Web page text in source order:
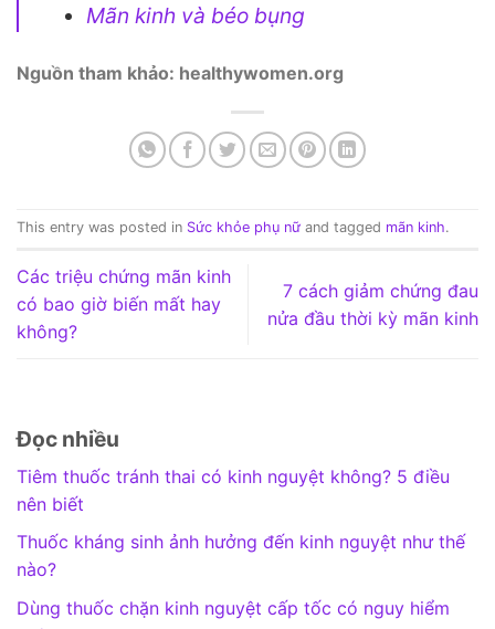
Mãn kinh và béo bụng
Nguồn tham khảo: healthywomen.org
This entry was posted in Sức khỏe phụ nữ and tagged mãn kinh.
Các triệu chứng mãn kinh
có bao giờ biến mất hay
không?
7 cách giảm chứng đau
nửa đầu thời kỳ mãn kinh
Đọc nhiều
Tiêm thuốc tránh thai có kinh nguyệt không? 5 điều
nên biết
Thuốc kháng sinh ảnh hưởng đến kinh nguyệt như thế
nào?
Dùng thuốc chặn kinh nguyệt cấp tốc có nguy hiểm